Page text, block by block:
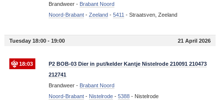
Brandweer - Brabant Noord
Noord-Brabant- Zeeland- 5411 - Straatsven, Zeeland
Tuesday 18:00 - 19:00 21 April 2026
18:03
P2 BOB-03 Dier in put/kelder Kantje Nistelrode 210091 210473
212741
Brandweer - Brabant Noord
Noord-Brabant- Nistelrode- 5388- Nistelrode